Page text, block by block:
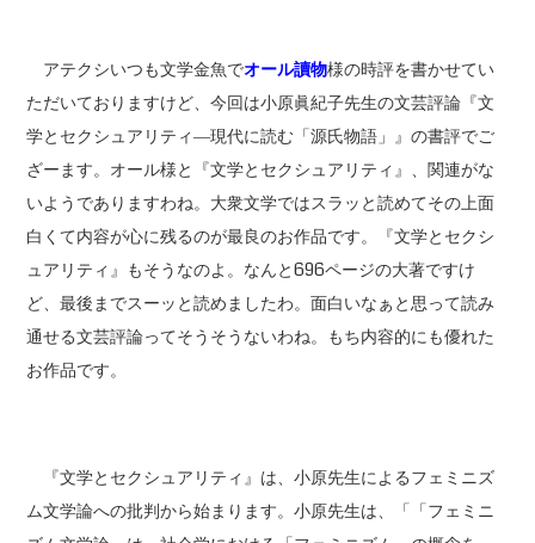
アテクシいつも文学金魚でオール讀物様の時評を書かせてい
ただいておりますけど、今回は小原眞紀子先生の文芸評論『文
学とセクシュアリティ―現代に読む「源氏物語」』の書評でご
ざーます。オール様と『文学とセクシュアリティ』、関連がな
いようでありますわね。大衆文学ではスラッと読めてその上面
白くて内容が心に残るのが最良のお作品です。『文学とセクシ
ュアリティ』もそうなのよ。なんと696ページの大著ですけ
ど、最後までスーッと読めましたわ。面白いなぁと思って読み
通せる文芸評論ってそうそうないわね。もち内容的にも優れた
お作品です。
『文学とセクシュアリティ』は、小原先生によるフェミニズ
ム文学論への批判から始まります。小原先生は、「「フェミニ